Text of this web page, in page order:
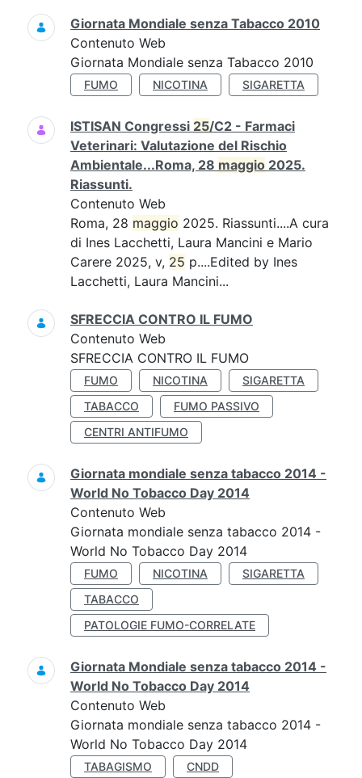
Giornata Mondiale senza Tabacco 2010
Contenuto Web
Giornata Mondiale senza Tabacco 2010
FUMO NICOTINA SIGARETTA
ISTISAN Congressi 25/C2 - Farmaci
Veterinari: Valutazione del Rischio
Ambientale...Roma, 28 maggio 2025.
Riassunti.
Contenuto Web
Roma, 28 maggio 2025. Riassunti....A cura
di Ines Lacchetti, Laura Mancini e Mario
Carere 2025, v, 25 p....Edited by Ines
Lacchetti, Laura Mancini...
SFRECCIA CONTRO IL FUMO
Contenuto Web
SFRECCIA CONTRO IL FUMO
FUMO NICOTINA
SIGARETTA
TABACCO
FUMO PASSIVO
CENTRI ANTIFUMO
Giornata mondiale senza tabacco 2014 -
World No Tobacco Day 2014
Contenuto Web
Giornata mondiale senza tabacco 2014 -
World No Tobacco Day 2014
FUMO NICOTINA
SIGARETTA
TABACCO
PATOLOGIE FUMO-CORRELATE
Giornata Mondiale senza tabacco 2014 -
World No Tobacco Day 2014
Contenuto Web
Giornata mondiale senza tabacco 2014 -
World No Tobacco Day 2014
TABAGISMO CNDD